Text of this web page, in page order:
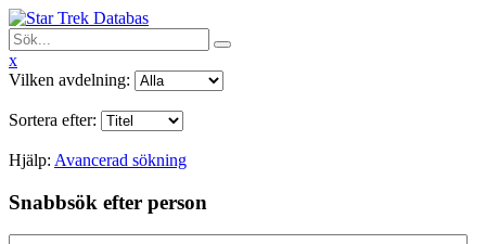
x
Vilken avdelning:
Sortera efter:
Hjälp: Avancerad sökning
Snabbsök efter person